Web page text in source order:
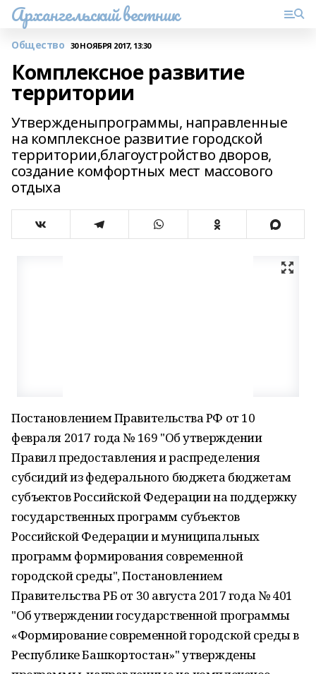
Архангельский вестник
Общество 30 НОЯБРЯ 2017, 13:30
Комплексное развитие
территории
Утвержденыпрограммы, направленные
на комплексное развитие городской
территории,благоустройство дворов,
создание комфортных мест массового
отдыха
Постановлением Правительства РФ от 10
февраля 2017 года № 169 "Об утверждении
Правил предоставления и распределения
субсидий из федерального бюджета бюджетам
субъектов Российской Федерации на поддержку
государственных программ субъектов
Российской Федерации и муниципальных
программ формирования современной
городской среды", Постановлением
Правительства РБ от 30 августа 2017 года № 401
"Об утверждении государственной программы
«Формирование современной городской среды в
Республике Башкортостан»" утверждены